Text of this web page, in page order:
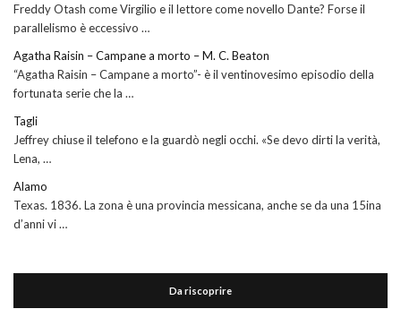
Freddy Otash come Virgilio e il lettore come novello Dante? Forse il
parallelismo è eccessivo …
Agatha Raisin – Campane a morto – M. C. Beaton
“Agatha Raisin – Campane a morto”- è il ventinovesimo episodio della
fortunata serie che la …
Tagli
Jeffrey chiuse il telefono e la guardò negli occhi. «Se devo dirti la verità,
Lena, …
Alamo
Texas. 1836. La zona è una provincia messicana, anche se da una 15ina
d’anni vi …
Da riscoprire